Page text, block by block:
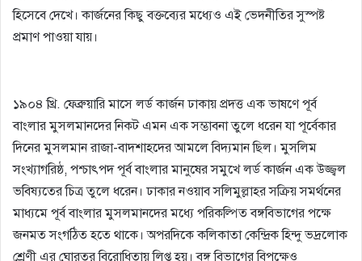
হিসেবে দেখে। কার্জনের কিছু বক্তব্যের মধ্যেও এই ভেদনীতির সুস্পষ্ট
প্রমাণ পাওয়া যায়।
১৯০৪ খ্রি. ফেব্রুয়ারি মাসে লর্ড কার্জন ঢাকায় প্রদত্ত এক ভাষণে পূর্ব
বাংলার মুসলমানদের নিকট এমন এক সম্ভাবনা তুলে ধরেন যা পূর্বেকার
দিনের মুসলমান রাজা-বাদশাহদের আমলে বিদ্যমান ছিল। মুসলিম
সংখ্যাগরিষ্ঠ, পশ্চাৎপদ পূর্ব বাংলার মানুষের সমুখে লর্ড কার্জন এক উজ্জ্বল
ভবিষ্যতের চিত্র তুলে ধরেন। ঢাকার নওয়াব সলিমুল্লাহর সক্রিয় সমর্থনের
মাধ্যমে পূর্ব বাংলার মুসলমানদের মধ্যে পরিকল্পিত বঙ্গবিভাগের পক্ষে
জনমত সংগঠিত হতে থাকে। অপরদিকে কলিকাতা কেন্দ্রিক হিন্দু ভদ্রলােক
শ্রেণী এর ঘােরতর বিরােধিতায় লিপ্ত হয়। বঙ্গ বিভাগের বিপক্ষেও